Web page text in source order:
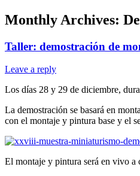
Monthly Archives:
Taller: demostración de
Leave a reply
Los días 28 y 29 de diciembre,
La demostración se basará en
con el montaje y pintura base y el
El montaje y pintura será en vivo a